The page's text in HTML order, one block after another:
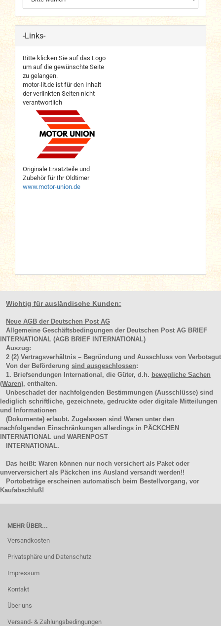
-Links-
Bitte klicken Sie auf das Logo
um auf die gewünschte Seite
zu gelangen.
motor-lit.de ist für den Inhalt
der verlinkten Seiten nicht
verantwortlich
Originale Ersatzteile und
Zubehör für Ihr Oldtimer
www.motor-union.de
Wichtig für ausländische Kunden:
Neue AGB der Deutschen Post AG
Allgemeine Geschäftsbedingungen der Deutschen Post AG BRIEF
INTERNATIONAL (AGB BRIEF INTERNATIONAL)
Auszug:
2 (2) Vertragsverhältnis – Begründung und Ausschluss von Verbotsgut
Von der Beförderung sind ausgeschlossen:
1. Briefsendungen International, die Güter, d.h. bewegliche Sachen
(Waren), enthalten.
Unbeschadet der nachfolgenden Bestimmungen (Ausschlüsse) sind
lediglich schriftliche, gezeichnete, gedruckte oder digitale Mitteilungen
und Informationen
(Dokumente) erlaubt. Zugelassen sind Waren unter den
nachfolgenden Einschränkungen allerdings in PÄCKCHEN
INTERNATIONAL und WARENPOST
INTERNATIONAL.
Das heißt: Waren können nur noch versichert als Paket oder
unverversichert als Päckchen ins Ausland versandt werden!!
Portobeträge erscheinen automatisch beim Bestellvorgang, vor
Kaufabschluß!
MEHR ÜBER...
Versandkosten
Privatsphäre und Datenschutz
Impressum
Kontakt
Über uns
Versand- & Zahlungsbedingungen